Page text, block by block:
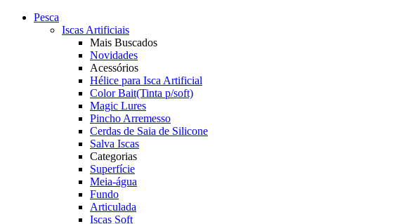
Pesca
Iscas Artificiais
Mais Buscados
Novidades
Acessórios
Hélice para Isca Artificial
Color Bait(Tinta p/soft)
Magic Lures
Pincho Arremesso
Cerdas de Saia de Silicone
Salva Iscas
Categorias
Superfície
Meia-água
Fundo
Articulada
Iscas Soft